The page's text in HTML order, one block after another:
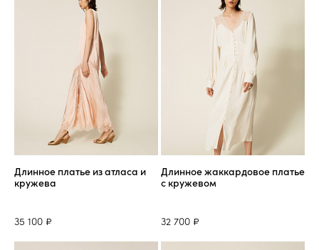
Длинное платье из атласа и
кружева
35 100 ₽
Длинное жаккардовое платье
с кружевом
32 700 ₽